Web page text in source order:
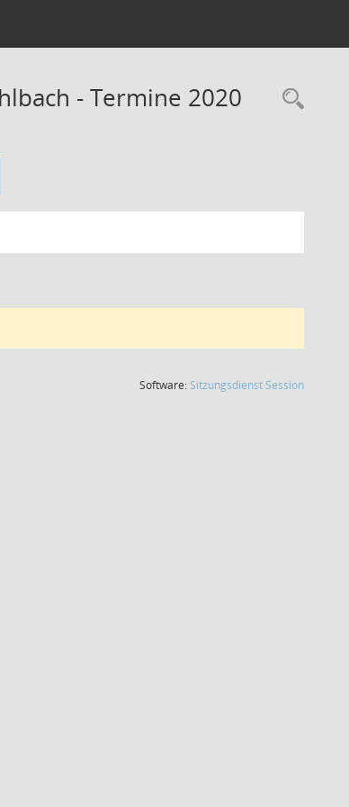
- Termine 2020
Software: Sitzungsdienst Session(Wird in